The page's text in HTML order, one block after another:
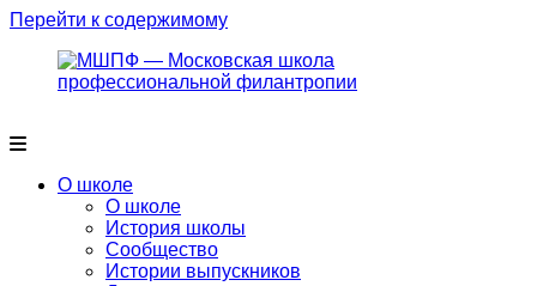
Перейти к содержимому
О школе
О школе
История школы
Сообщество
Истории выпускников